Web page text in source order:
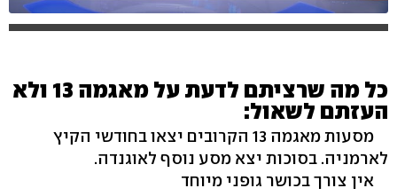
כל מה שרציתם לדעת על מאגמה 13 ולא
העזתם לשאול:
מסעות מאגמה 13 הקרובים יצאו בחודשי הקיץ
לארמניה. בסוכות יצא מסע נוסף לאוגנדה.
אין צורך בכושר גופני מיוחד